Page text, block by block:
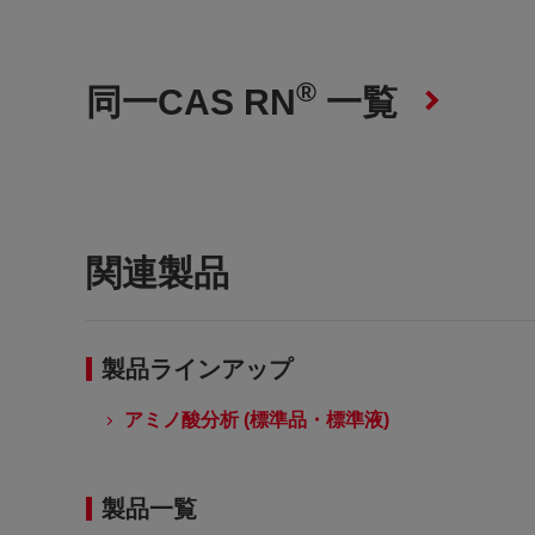
同一CAS RN® 一覧
関連製品
製品ラインアップ
アミノ酸分析 (標準品・標準液)
製品一覧